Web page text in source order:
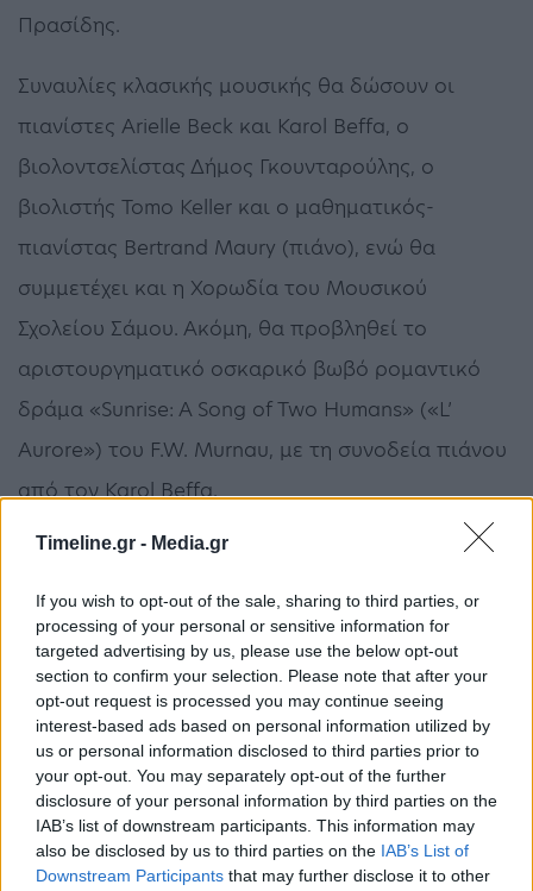
Timeline.gr - Media.gr
If you wish to opt-out of the sale, sharing to third parties, or
processing of your personal or sensitive information for
targeted advertising by us, please use the below opt-out
section to confirm your selection. Please note that after your
opt-out request is processed you may continue seeing
interest-based ads based on personal information utilized by
us or personal information disclosed to third parties prior to
your opt-out. You may separately opt-out of the further
disclosure of your personal information by third parties on the
IAB’s list of downstream participants. This information may
also be disclosed by us to third parties on the IAB’s List of
Downstream Participants that may further disclose it to other
Πρασίδης.
Συναυλίες κλασικής μουσικής θα δώσουν οι
πιανίστες Arielle Beck και Karol Beffa, ο
βιολοντσελίστας Δήμος Γκουνταρούλης, ο
βιολιστής Tomo Keller και ο μαθηματικός-
πιανίστας Bertrand Maury (πιάνο), ενώ θα
συμμετέχει και η Χορωδία του Μουσικού
Σχολείου Σάμου. Ακόμη, θα προβληθεί το
αριστουργηματικό οσκαρικό βωβό ρομαντικό
δράμα «Sunrise: A Song of Two Humans» («L’
Aurore») του F.W. Murnau, με τη συνοδεία πιάνου
από τον Karol Beffa.
Τip:Το «Festum π» διοργανώνεται από τον
Ελληνογάλλο μαέστρο Διονύση Δερβή-Μπουρνιά,
με την υποστήριξη του γαλλικού υπουργείου
Ανώτατης Παιδείας και Έρευνας και της γαλλικής
πρεσβείας.
*Έφη Παπαζαχαρίου/Δημοσιεύθηκε στην
εφημερίδα Απογευματινή την Παρασκευή 11